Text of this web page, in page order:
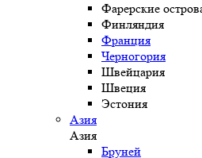
Фарерские
Финляндия
Франция
Черногория
Швейцария
Швеция
Эстония
Азия
Азия
Бруней